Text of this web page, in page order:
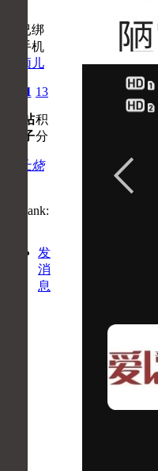
虎须儿
1
帖
子
13
积
分
初上烧
发
消
息